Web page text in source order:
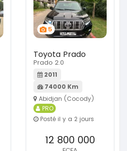
5
Toyota Prado
Prado 2.0
2011
74000 Km
Abidjan (Cocody)
PRO
Posté il y a 2 jours
12 800 000